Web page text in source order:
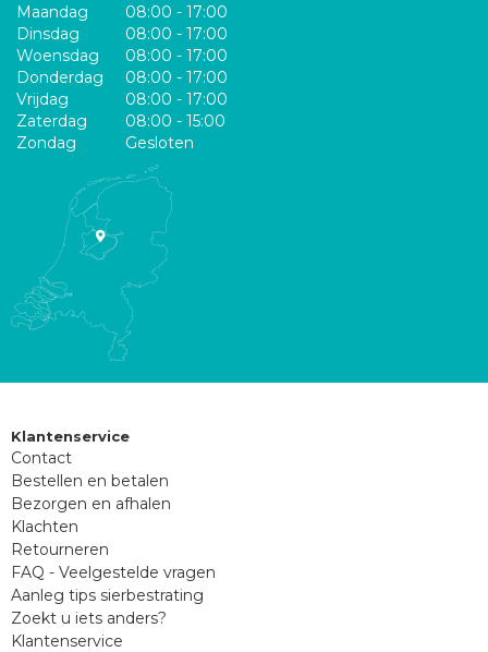
Maandag
08:00 - 17:00
Dinsdag
08:00 - 17:00
Woensdag
08:00 - 17:00
Donderdag
08:00 - 17:00
Vrijdag
08:00 - 17:00
Zaterdag
08:00 - 15:00
Zondag
Gesloten
Klantenservice
Contact
Bestellen en betalen
Bezorgen en afhalen
Klachten
Retourneren
FAQ - Veelgestelde vragen
Aanleg tips sierbestrating
Zoekt u iets anders?
Klantenservice